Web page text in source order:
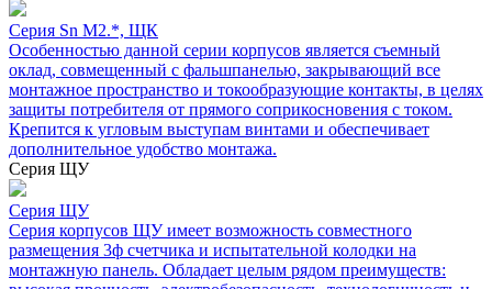
Серия Sn М2.*, ЩК
Особенностью данной серии корпусов является съемный
оклад, совмещенный с фальшпанелью, закрывающий все
монтажное пространство и токообразующие контакты, в целях
защиты потребителя от прямого соприкосновения с током.
Крепится к угловым выступам винтами и обеспечивает
дополнительное удобство монтажа.
Серия ЩУ
Серия ЩУ
Серия корпусов ЩУ имеет возможность совместного
размещения 3ф счетчика и испытательной колодки на
монтажную панель. Обладает целым рядом преимуществ: